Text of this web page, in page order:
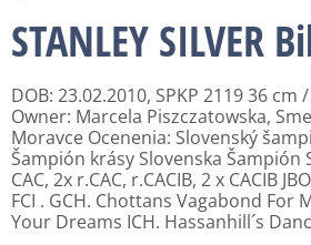
STANLEY SILVER
DOB: 23.02.2010, SPKP 2119 36 cm
Owner: Marcela Piszczatowska,
Moravce Ocenenia: Slovenský
Šampión krásy Slovenska Šampión
CAC, 2x r.CAC, r.CACIB, 2 x CACIB
FCI . GCH. Chottans Vagabond For
Your Dreams ICH. Hassanhill´s